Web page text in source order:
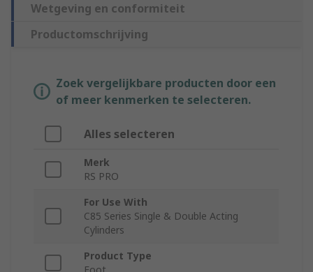
Wetgeving en conformiteit
Productomschrijving
Zoek vergelijkbare producten door een
of meer kenmerken te selecteren.
Alles selecteren
Merk
RS PRO
For Use With
C85 Series Single & Double Acting
Cylinders
Product Type